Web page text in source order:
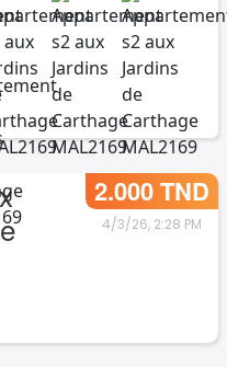
2.000 TND
4/3/26, 2:28 PM